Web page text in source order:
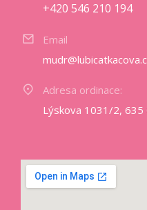
+420 546 210 194
Email
Adresa ordinace:
Lýskova 1031/2,